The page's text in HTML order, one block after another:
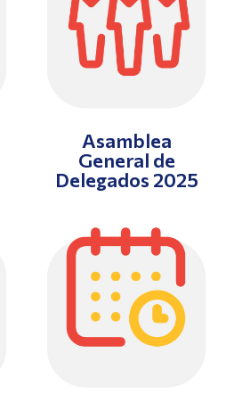
Asamblea
General de
Delegados 2025